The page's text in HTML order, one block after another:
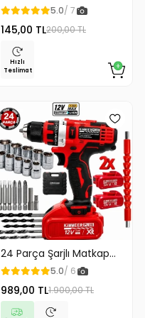
Klozet Kaldırma Aparatı
Gold Renk
5.0/ 7
145,00 TL200,00 TL
Hızlı
Teslimat
24 Parça Şarjlı Matkap
12v Çelik Mandrenli Çift
Akülü Vidalama Matkap
Seti
5.0/ 6
989,00 TL1.900,00 TL